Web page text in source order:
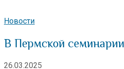
Новости
В Пермской
26.03.2025